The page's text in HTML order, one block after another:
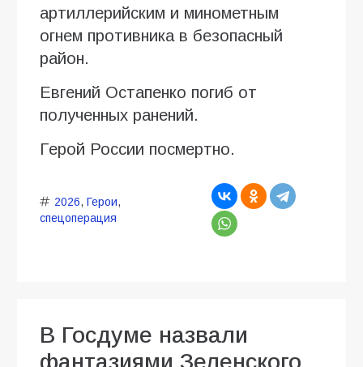
артиллерийским и минометным
огнем противника в безопасный
район.
Евгений Остапенко погиб от
полученных ранений.
Герой России посмертно.
2026, Герои,
спецоперация
В Госдуме назвали
фантазиями Зеленского